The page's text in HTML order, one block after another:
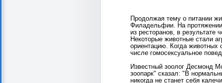
Продолжая тему о питании
Филадельфии. На протяжении
из ресторанов, в результате
Некоторые животные стали
ориентацию. Когда
числе гомосексуальное
Известный зоолог Десмонд
зоопарк" сказал: "В
никогда не станет себя